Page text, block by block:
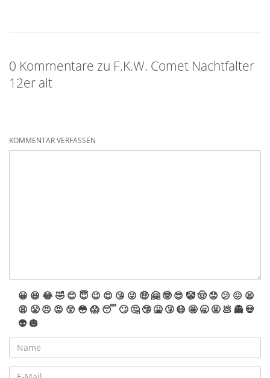
0 Kommentare zu F.K.W. Comet Nachtfalter
12er alt
KOMMENTAR VERFASSEN
😀 😆 😂🤣 😊 😇 😉 😍 😘 😜 🤑 🤗 🤓 😎 🤡🤠 😟 😕 😖 😫
😩 😤 😠 😡 😲 😳 😱 😴 🙄 🤔 🤥 🤮 🤧 😷 🤩 🥱 🤬 💩 👻 💀
👽 🎃